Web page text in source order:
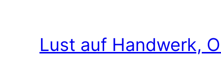
Lust auf Handwerk,